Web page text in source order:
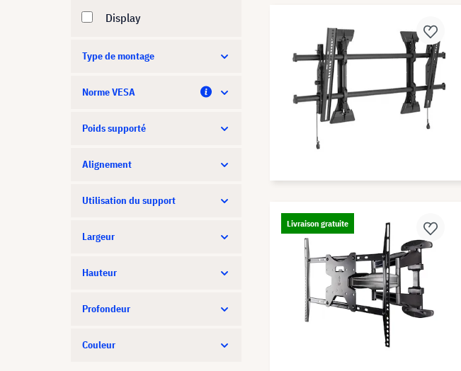
Samsung
Display
Type de montage
Norme VESA
Poids supporté
Alignement
Utilisation du support
Largeur
Hauteur
Profondeur
Couleur
Livraison gratuite